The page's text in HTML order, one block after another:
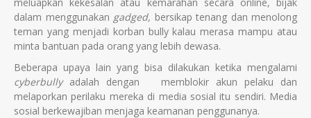
dalam menggunakan gadged, bersikap tenang dan menolong
teman yang menjadi korban bully kalau merasa mampu atau
minta bantuan pada orang yang lebih dewasa.
Beberapa upaya lain yang bisa dilakukan ketika mengalami
cyberbully adalah dengan memblokir akun pelaku dan
melaporkan perilaku mereka di media sosial itu sendiri. Media
sosial berkewajiban menjaga keamanan penggunanya.